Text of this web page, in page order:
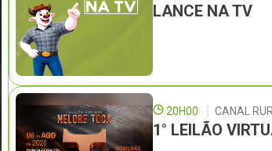
LANCE NA TV
20H00 CANAL
1° LEILÃO